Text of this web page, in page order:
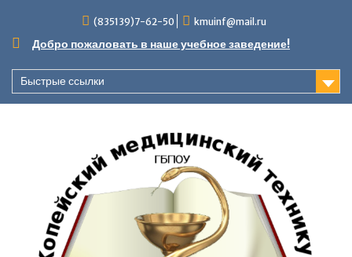
содержимому
(835139)7-62-50 kmuinf@mail.ru
Добро пожаловать в наше учебное заведение!
Быстрые ссылки